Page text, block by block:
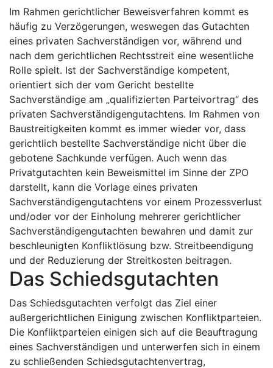
Im Rahmen gerichtlicher Beweisverfahren kommt es
häufig zu Verzögerungen, weswegen das Gutachten
eines privaten Sachverständigen vor, während und
nach dem gerichtlichen Rechtsstreit eine wesentliche
Rolle spielt. Ist der Sachverständige kompetent,
orientiert sich der vom Gericht bestellte
Sachverständige am „qualifizierten Parteivortrag“ des
privaten Sachverständigengutachtens. Im Rahmen von
Baustreitigkeiten kommt es immer wieder vor, dass
gerichtlich bestellte Sachverständige nicht über die
gebotene Sachkunde verfügen. Auch wenn das
Privatgutachten kein Beweismittel im Sinne der ZPO
darstellt, kann die Vorlage eines privaten
Sachverständigengutachtens vor einem Prozessverlust
und/oder vor der Einholung mehrerer gerichtlicher
Sachverständigengutachten bewahren und damit zur
beschleunigten Konfliktlösung bzw. Streitbeendigung
und der Reduzierung der Streitkosten beitragen.
Das Schiedsgutachten
Das Schiedsgutachten verfolgt das Ziel einer
außergerichtlichen Einigung zwischen Konfliktparteien.
Die Konfliktparteien einigen sich auf die Beauftragung
eines Sachverständigen und unterwerfen sich in einem
zu schließenden Schiedsgutachtenvertrag,